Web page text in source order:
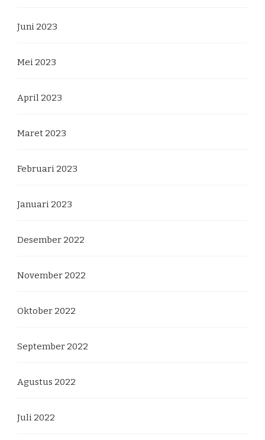
Juni 2023
Mei 2023
April 2023
Maret 2023
Februari 2023
Januari 2023
Desember 2022
November 2022
Oktober 2022
September 2022
Agustus 2022
Juli 2022